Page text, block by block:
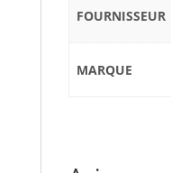
FOURNISSEUR
MARQUE